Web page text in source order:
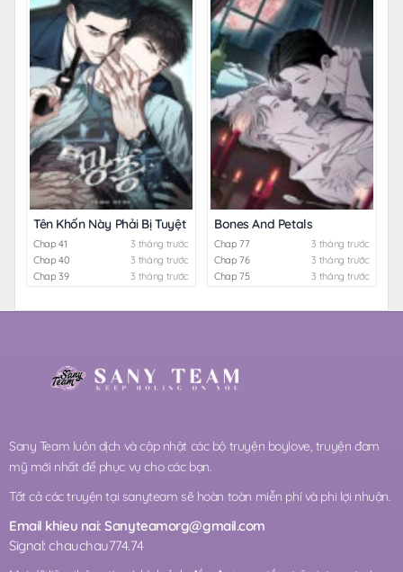
Tên Khốn Này Phải Bị Tuyệt Diệt
Chap 41
3 tháng trước
Chap 40
3 tháng trước
Chap 39
3 tháng trước
Bones And Petals
Chap 77
3 tháng trước
Chap 76
3 tháng trước
Chap 75
3 tháng trước
Sany Team luôn dịch và cập nhật các bộ truyện boylove, truyện đam
mỹ mới nhất để phục vụ cho các bạn.
Tất cả các truyện tại sanyteam sẽ hoàn toàn miễn phí và phi lợi nhuận.
Email khieu nai:Sanyteamorg@gmail.com
Signal: chauchau774.74